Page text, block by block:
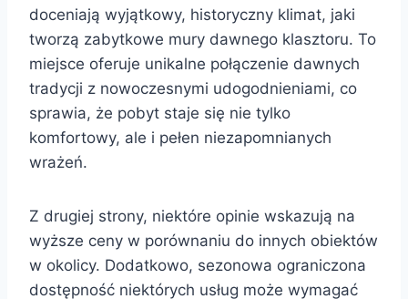
doceniają wyjątkowy, historyczny klimat, jaki
tworzą zabytkowe mury dawnego klasztoru. To
miejsce oferuje unikalne połączenie dawnych
tradycji z nowoczesnymi udogodnieniami, co
sprawia, że pobyt staje się nie tylko
komfortowy, ale i pełen niezapomnianych
wrażeń.
Z drugiej strony, niektóre opinie wskazują na
wyższe ceny w porównaniu do innych obiektów
w okolicy. Dodatkowo, sezonowa ograniczona
dostępność niektórych usług może wymagać